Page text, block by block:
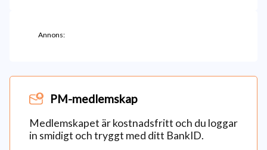
Annons:
PM-medlemskap
Medlemskapet är kostnadsfritt och du loggar
in smidigt och tryggt med ditt BankID.